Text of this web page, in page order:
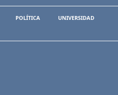
POLÍTICA
UNIVERSIDAD